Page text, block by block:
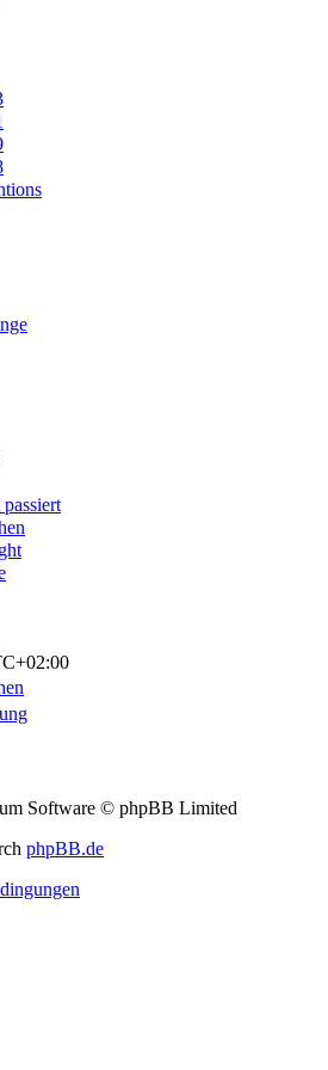
Software © phpBB Limited
phpBB.de